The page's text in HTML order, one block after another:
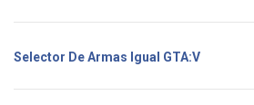
Selector De Armas Igual GTA:V